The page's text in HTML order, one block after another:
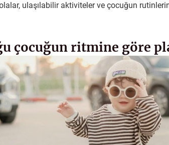
ulaşılabilir aktiviteler ve çocuğun
çocuğun ritmine göre